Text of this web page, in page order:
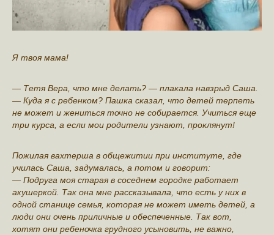
Я твоя мама!
— Тетя Вера, что мне делать? — плакала навзрыд Саша.
— Куда я с ребенком? Пашка сказал, что детей терпеть
не может и жениться точно не собирается. Учиться еще
три курса, а если мои родители узнают, проклянут!
Пожилая вахтерша в общежитии при институте, где
училась Саша, задумалась, а потом и говорит:
— Подруга моя старая в соседнем городке работает
акушеркой. Так она мне рассказывала, что есть у них в
одной станице семья, которая не может иметь детей, а
люди они очень приличные и обеспеченные. Так вот,
хотят они ребеночка грудного усыновить, не важно,